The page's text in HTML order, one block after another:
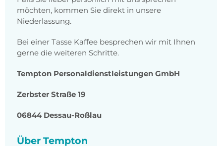
möchten, kommen Sie direkt in unsere
Niederlassung.
Bei einer Tasse Kaffee besprechen wir mit Ihnen
gerne die weiteren Schritte.
Tempton Personaldienstleistungen GmbH
Zerbster Straße 19
06844 Dessau-Roßlau
Über Tempton